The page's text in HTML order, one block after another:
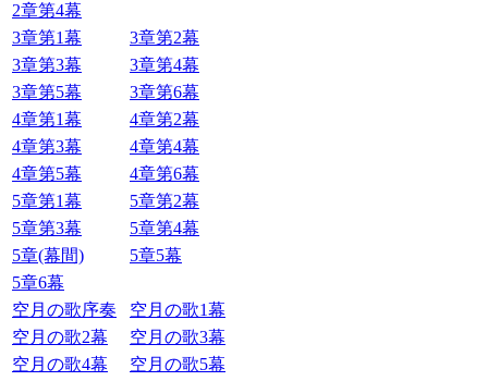
2章第4幕
3章第1幕
3章第2幕
3章第3幕
3章第4幕
3章第5幕
3章第6幕
4章第1幕
4章第2幕
4章第3幕
4章第4幕
4章第5幕
4章第6幕
5章第1幕
5章第2幕
5章第3幕
5章第4幕
5章(幕間)
5章5幕
5章6幕
空月の歌序奏
空月の歌1幕
空月の歌2幕
空月の歌3幕
空月の歌4幕
空月の歌5幕